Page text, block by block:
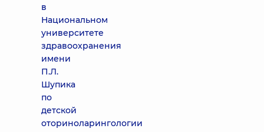
в
Национальном
университете
здравоохранения
имени
П.Л.
Шупика
по
детской
оториноларингологии